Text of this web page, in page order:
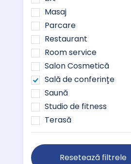
Masaj
Parcare
Restaurant
Room service
Salon Cosmetică
Sală de conferințe
Saună
Studio de fitness
Terasă
Resetează filtrele